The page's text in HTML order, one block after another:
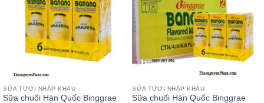
SỮA TƯƠI NHẬP KHẨU
Sữa chuối Hàn Quốc Binggrae
SỮA TƯƠI NHẬP KHẨU
Sữa chuối Hàn Quốc Binggrae